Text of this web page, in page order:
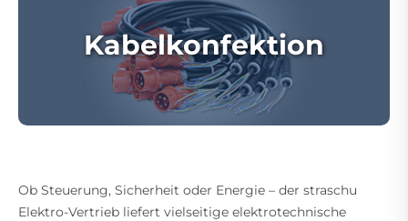
Kabelkonfektion
Ob Steuerung, Sicherheit oder Energie – der straschu
Elektro-Vertrieb liefert vielseitige elektrotechnische